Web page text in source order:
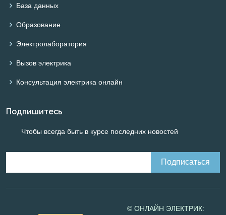
База данных
Образование
Электролаборатория
Вызов электрика
Консультация электрика онлайн
Подпишитесь
Чтобы всегда быть в курсе последних новостей
© ОНЛАЙН ЭЛЕКТРИК: